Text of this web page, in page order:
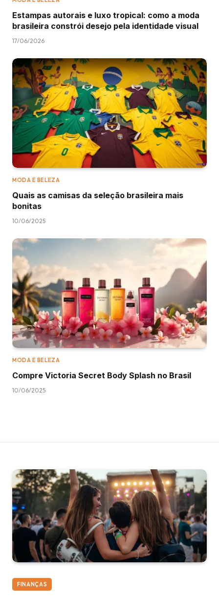
Estampas autorais e luxo tropical: como a moda
brasileira constrói desejo pela identidade visual
17/06/2026
MODA E BELEZA
Quais as camisas da seleção brasileira mais
bonitas
10/06/2025
MODA E BELEZA
Compre Victoria Secret Body Splash no Brasil
10/06/2025
FINANÇAS